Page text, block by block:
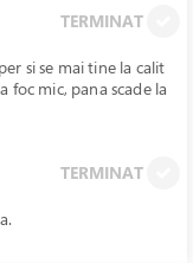
TERMINAT
si se mai tine la calit
foc mic, pana scade la
TERMINAT